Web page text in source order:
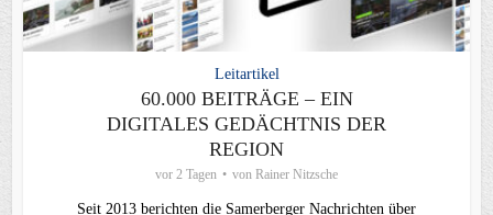
Leitartikel
60.000 BEITRÄGE – EIN
DIGITALES GEDÄCHTNIS DER
REGION
vor 2 Tagen von Rainer Nitzsche
Seit 2013 berichten die Samerberger Nachrichten über